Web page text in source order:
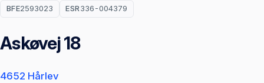
BFE2593023 ESR336-004379
Askøvej 18
4652 Hårlev